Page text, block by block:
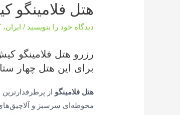
هتل فلامینگو
دیدگاه‌ خود را بنویسید / ایران،
رزرو هتل فلامینگو
برای این هتل چهار ستاره تا 50 درصد
هتل فلامینگو
محوطه‌ای سرسبز و